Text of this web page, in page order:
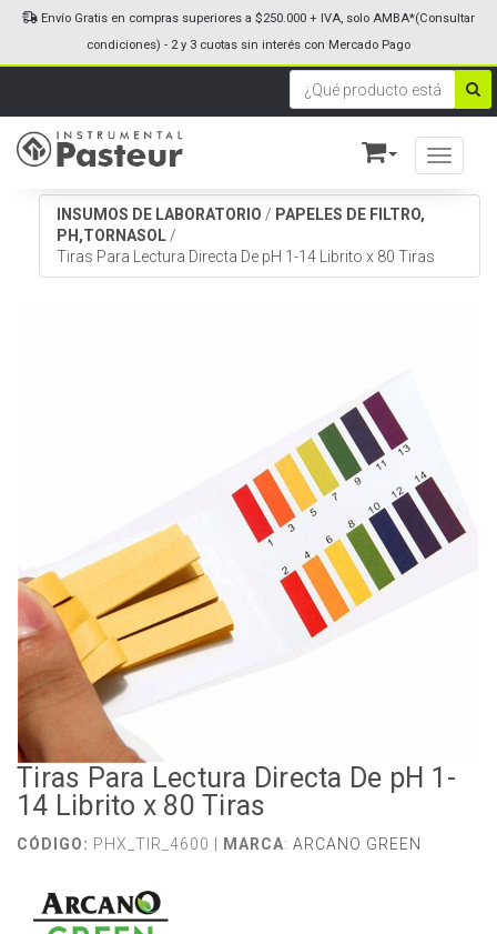
Toggle
Envío Gratis en compras superiores a $250.000 + IVA, solo AMBA*(Consultar
condiciones) - 2 y 3 cuotas sin interés con Mercado Pago
INSUMOS DE LABORATORIO / PAPELES DE FILTRO,
PH,TORNASOL /
Tiras Para Lectura Directa De pH 1-14 Librito x 80 Tiras
Tiras Para Lectura Directa De pH 1-
14 Librito x 80 Tiras
CÓDIGO: PHX_TIR_4600 | MARCA: ARCANO GREEN